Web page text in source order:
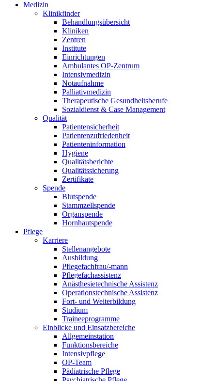
Medizin
Klinikfinder
Behandlungsübersicht
Kliniken
Zentren
Institute
Einrichtungen
Ambulantes OP-Zentrum
Intensivmedizin
Notaufnahme
Palliativmedizin
Therapeutische Gesundheitsberufe
Sozialdienst & Case Management
Qualität
Patientensicherheit
Patientenzufriedenheit
Patienteninformation
Hygiene
Qualitätsberichte
Qualitätssicherung
Zertifikate
Spende
Blutspende
Stammzellspende
Organspende
Hornhautspende
Pflege
Karriere
Stellenangebote
Ausbildung
Pflegefachfrau/-mann
Pflegefachassistenz
Anästhesietechnische Assistenz
Operationstechnische Assistenz
Fort- und Weiterbildung
Studium
Traineeprogramme
Einblicke und Einsatzbereiche
Allgemeinstation
Funktionsbereiche
Intensivpflege
OP-Team
Pädiatrische Pflege